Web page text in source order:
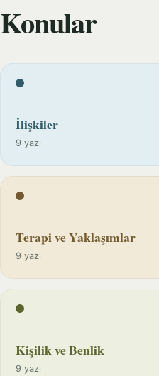
Konular
İlişkiler
9 yazı
Terapi ve Yaklaşımlar
9 yazı
Kişilik ve Benlik
9 yazı